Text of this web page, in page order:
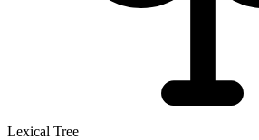
Lexical Tree